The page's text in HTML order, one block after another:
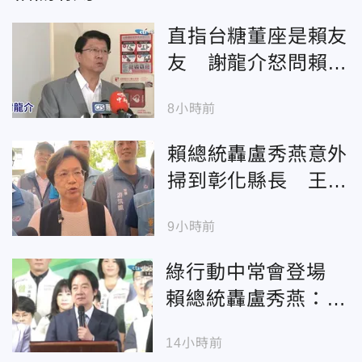
直指台糖董座是賴友
友 謝龍介怒問賴總
他嗎？
8小時前
賴總統轟盧秀燕意外
掃到彰化縣長 王惠
化啦！
9小時前
綠行動中常會登場
賴總統轟盧秀燕：讓
安破口
14小時前